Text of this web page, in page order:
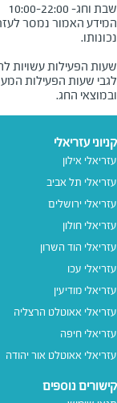
שבת וחג- 10:00-22:00
המידע האמור נמסר
שעות הפעילות עשויות
לגבי שעות הפעילות
ובמוצאי החג.
קניוני עזריאלי
עזריאלי אילון
עזריאלי תל אביב
עזריאלי ירושלים
עזריאלי חולון
עזריאלי הוד השרון
עזריאלי עכו
עזריאלי מודיעין
עזריאלי אאוטלט הרצליה
עזריאלי חיפה
עזריאלי אאוטלט אור יהודה
קישורים נוספים